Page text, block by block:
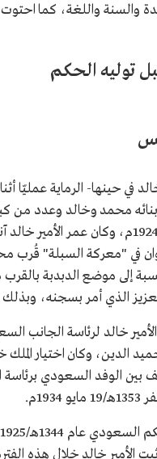
والسنة واللغة، كما احتوت
توليه الحكم
في حينها- الرماية
محمد وخالد وعدد من
في "معركة السبلة"
إلى موضع الدبدبة
الذي أمر بسجنه،
الأمير خالد لرئاسة الجانب
الدين، وكان اختيار
الوفد السعودي برئاسة
الأمير خالد خلال هذه